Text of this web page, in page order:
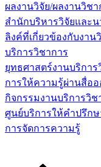
ผลงานวิจัย/ผลงานวิชา
สำนักบริหารวิจัยและน
ลิงค์ที่เกี่ยวข้องกับงาน
บริการวิชาการ
ยุทธศาสตร์งานบริการ
การให้ความรู้ผ่านสื่อ
กิจกรรมงานบริการวิช
ศูนย์บริการให้คำปรึก
การจัดการความรู้